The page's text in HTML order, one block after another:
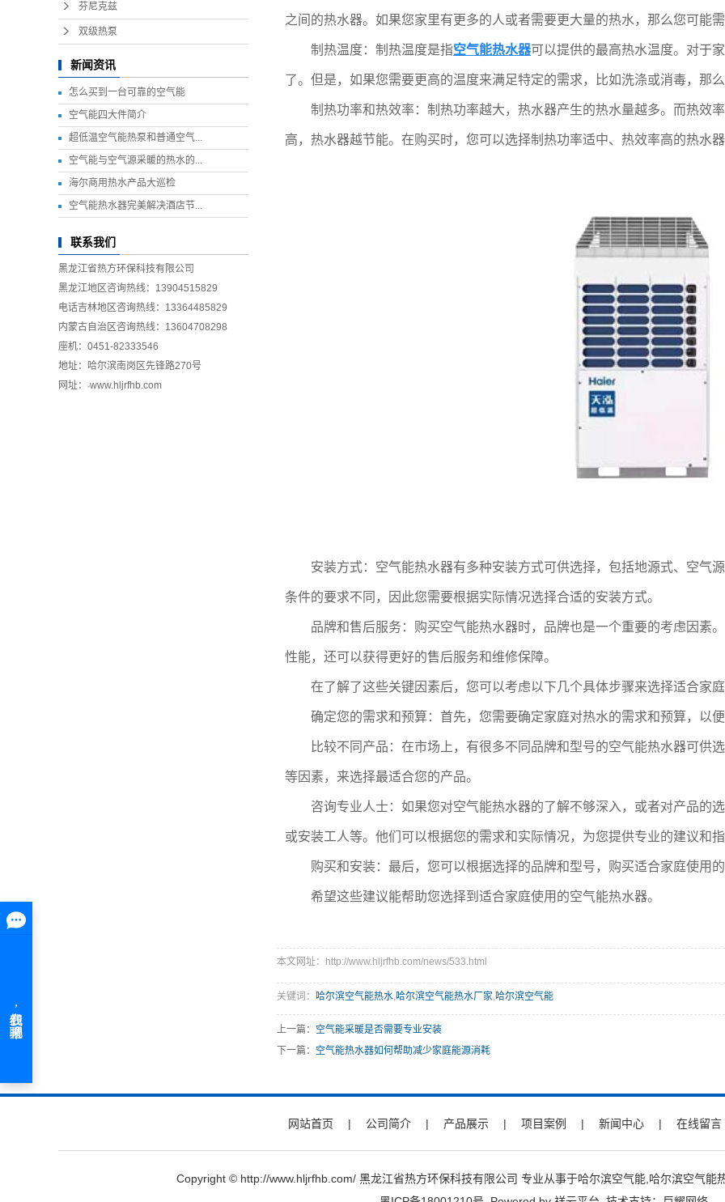
芬尼克兹
双级热泵
新闻资讯
怎么买到一台可靠的空气能
空气能四大件简介
超低温空气能热泵和普通空气...
空气能与空气源采暖的热水的...
海尔商用热水产品大巡检
空气能热水器完美解决酒店节...
联系我们
黑龙江省热方环保科技有限公司
黑龙江地区咨询热线：13904515829
电话吉林地区咨询热线：13364485829
内蒙古自治区咨询热线：13604708298
座机：0451-82333546
地址：哈尔滨南岗区先锋路270号
网址：
www.hljrfhb.com
之间的热水器。如果您家里有更多的人或者需要更大量的热水，那么您可能
制热温度：制热温度是指空气能热水器可以提供的最高热水温度。对于
了。但是，如果您需要更高的温度来满足特定的需求，比如洗涤或消毒，那
制热功率和热效率：制热功率越大，热水器产生的热水量越多。而热效
高，热水器越节能。在购买时，您可以选择制热功率适中、热效率高的热水
安装方式：空气能热水器有多种安装方式可供选择，包括地源式、空气
条件的要求不同，因此您需要根据实际情况选择合适的安装方式。
品牌和售后服务：购买空气能热水器时，品牌也是一个重要的考虑因素
性能，还可以获得更好的售后服务和维修保障。
在了解了这些关键因素后，您可以考虑以下几个具体步骤来选择适合家
确定您的需求和预算：首先，您需要确定家庭对热水的需求和预算，以
比较不同产品：在市场上，有很多不同品牌和型号的空气能热水器可供
等因素，来选择最适合您的产品。
咨询专业人士：如果您对空气能热水器的了解不够深入，或者对产品的
或安装工人等。他们可以根据您的需求和实际情况，为您提供专业的建议和
购买和安装：最后，您可以根据选择的品牌和型号，购买适合家庭使用
希望这些建议能帮助您选择到适合家庭使用的空气能热水器。
本文网址：http://www.hljrfhb.com/news/533.html
关键词： 哈尔滨空气能热水,哈尔滨空气能热水厂家,哈尔滨空气能
上一篇： 空气能采暖是否需要专业安装
下一篇： 空气能热水器如何帮助减少家庭能源消耗
网站首页 | 公司简介 | 产品展示 | 项目案例 | 新闻中心 | 在线留言
Copyright © http://www.hljrfhb.com/ 黑龙江省热方环保科技有限公司 专业从事于哈尔滨空气能 哈尔滨空气能